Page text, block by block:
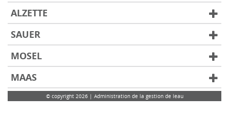
ALZETTE
SAUER
MOSEL
MAAS
© copyright 2026 | Administration de la gestion de leau